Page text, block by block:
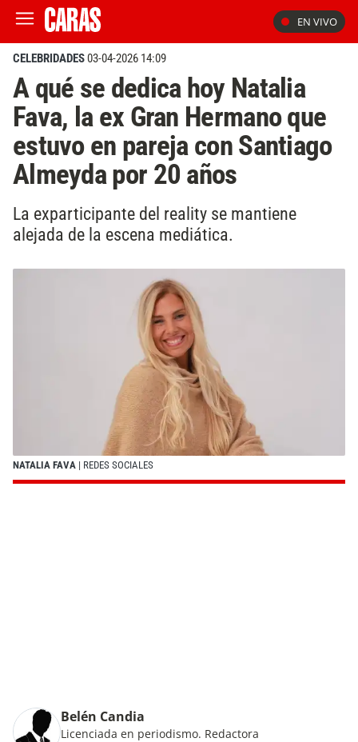
EN VIVO
CELEBRIDADES03-04-2026 14:09
A qué se dedica hoy Natalia
Fava, la ex Gran Hermano que
estuvo en pareja con Santiago
Almeyda por 20 años
La exparticipante del reality se mantiene
alejada de la escena mediática.
NATALIA FAVA | REDES SOCIALES
Belén Candia
Licenciada en periodismo. Redactora